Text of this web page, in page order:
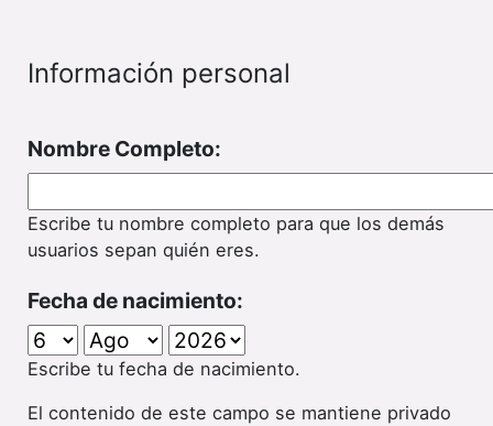
Información personal
Nombre Completo:
Escribe tu nombre completo para que los demás
usuarios sepan quién eres.
Fecha de nacimiento:
Escribe tu fecha de nacimiento.
El contenido de este campo se mantiene privado